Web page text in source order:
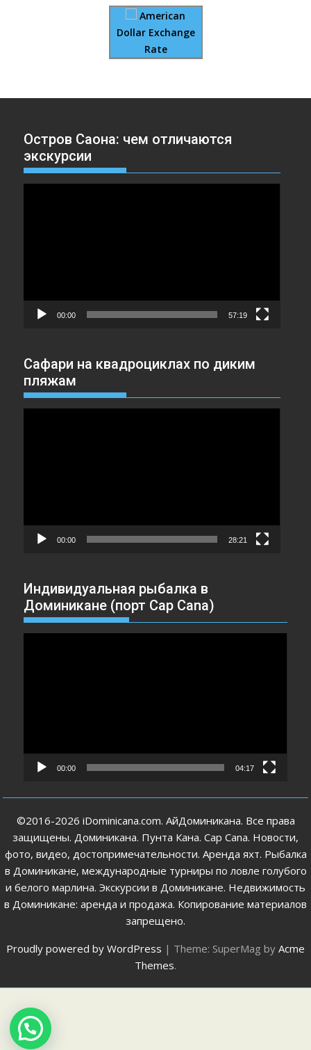
American
Dollar Exchange
Rate
Остров Саона: чем отличаются
экскурсии
00:00 57:19
Сафари на квадроциклах по диким
пляжам
00:00 28:21
Индивидуальная рыбалка в
Доминикане (порт Cap Cana)
00:00 04:17
©2016-2026 iDominicana.com. АйДоминикана. Все права
защищены. Доминикана. Пунта Кана. Cap Cana. Новости,
фото, видео, достопримечательности. Аренда яхт. Рыбалка
в Доминикане, международные турниры по ловле голубого
и белого марлина. Экскурсии в Доминикане. Недвижимость
в Доминикане: аренда и продажа. Копирование материалов
запрещено.
Proudly powered by WordPress | Theme: SuperMag by Acme
Themes.